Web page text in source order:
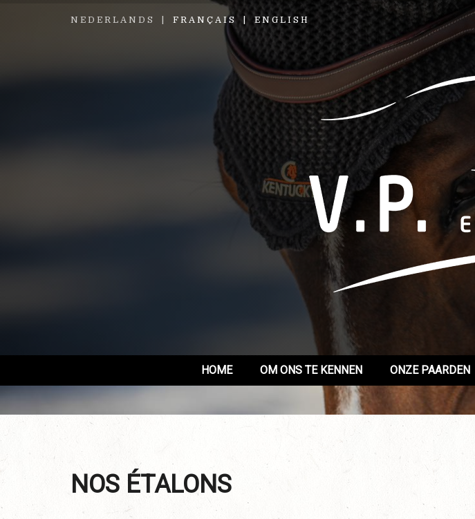
NEDERLANDS FRANÇAIS ENGLISH
HOME OM ONS TE KENNEN ONZE PAARDEN
NOS ÉTALONS